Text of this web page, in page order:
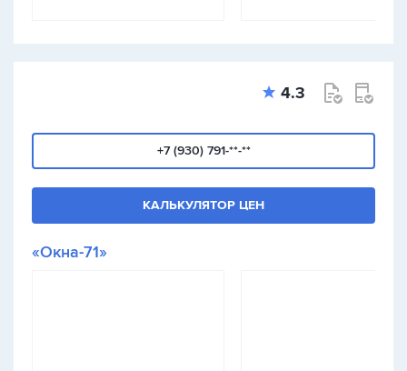
4.3
+7 (930) 791-**-**
КАЛЬКУЛЯТОР ЦЕН
«Окна-71»